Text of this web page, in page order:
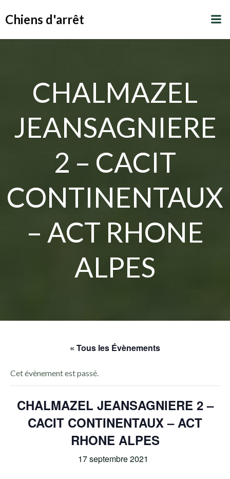
Chiens d'arrêt
CHALMAZEL
JEANSAGNIERE
2 – CACIT
CONTINENTAUX
– ACT RHONE
ALPES
« Tous les Évènements
Cet évènement est passé.
CHALMAZEL JEANSAGNIERE 2 –
CACIT CONTINENTAUX – ACT
RHONE ALPES
17 septembre 2021